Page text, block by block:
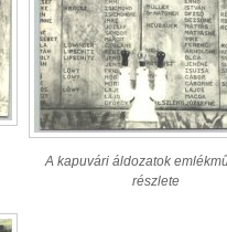
A kapuvári áldozatok
részlete